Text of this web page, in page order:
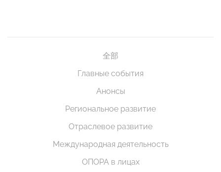
全部
Главные события
Анонсы
Региональное развитие
Отраслевое развитие
Международная деятельность
ОПОРА в лицах